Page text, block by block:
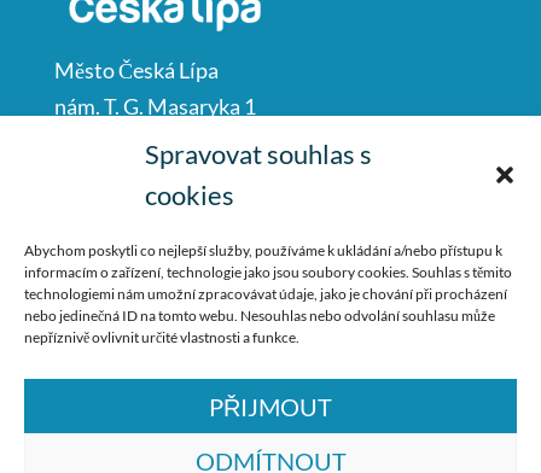
Spravovat souhlas s
cookies
Abychom poskytli co nejlepší služby, používáme k ukládání a/nebo přístupu k
informacím o zařízení, technologie jako jsou soubory cookies. Souhlas s těmito
technologiemi nám umožní zpracovávat údaje, jako je chování při procházení
nebo jedinečná ID na tomto webu. Nesouhlas nebo odvolání souhlasu může
nepříznivě ovlivnit určité vlastnosti a funkce.
PŘIJMOUT
ODMÍTNOUT
Město Česká Lípa
nám. T. G. Masaryka 1
Česká Lípa
487 881 111
podatelna@mucl.cz